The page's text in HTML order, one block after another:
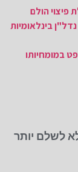
פיצוי הולם
בינלאומיות
במומחיותו
לשלם יותר